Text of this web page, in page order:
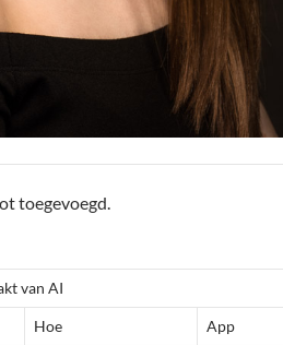
toegevoegd.
van AI
Hoe App